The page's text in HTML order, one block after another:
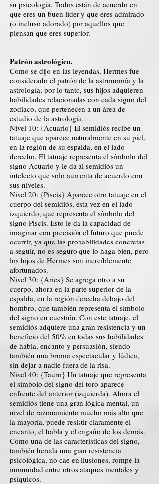
su psicología. Todos están de acuerdo en
que eres un buen líder y que eres admirado
(o incluso adorado) por aquellos que
piensan que eres superior.
Patrón astrológico.
Como se dijo en las leyendas, Hermes fue
considerado el patrón de la astronomía y la
astrología, por lo tanto, sus hijos adquieren
habilidades relacionadas con cada signo del
zodiaco, que pertenecen a un área de
estudio de la astrología.
Nivel 10: {Acuario} El semidiós recibe un
tatuaje que aparece naturalmente en su piel,
en la región de su espalda, en el lado
derecho. El tatuaje representa el símbolo del
signo Acuario y le da al semidiós un
intelecto que solo aumenta de acuerdo con
sus niveles.
Nivel 20: {Piscis} Aparece otro tatuaje en el
cuerpo del semidiós, esta vez en el lado
izquierdo, que representa el símbolo del
signo Piscis. Esto le da la capacidad de
imaginar con precisión el futuro que puede
ocurrir, ya que las probabilidades concretas
a seguir, no es seguro que lo haga bien, pero
los hijos de Hermes son increíblemente
afortunados.
Nivel 30: {Aries} Se agrega otro a su
cuerpo, ahora en la parte superior de la
espalda, en la región derecha debajo del
hombro, que también representa el símbolo
del signo en cuestión. Con este tatuaje, el
semidiós adquiere una gran resistencia y un
beneficio del 50% en todas sus habilidades
de habla, encanto y persuasión, siendo
también una broma espectacular y lúdica,
sin dejar a nadie fuera de la risa.
Nivel 40: {Tauro} Un tatuaje que representa
el símbolo del signo del toro aparece
enfrente del anterior (izquierda). Ahora el
semidiós tiene una gran lógica mental, un
nivel de razonamiento mucho más alto que
la mayoría, puede resistir claramente el
encanto, el habla y el engaño de los demás.
Como una de las características del signo,
también hereda una gran resistencia
psicológica, no cae en ilusiones, rompe la
inmunidad entre otros ataques mentales y
psíquicos.